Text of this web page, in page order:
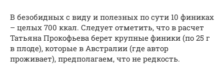
В безобидных с виду и полезных по сути 10 финиках
– целых 700 ккал. Следует отметить, что в расчет
Татьяна Прокофьева берет крупные финики (по 25 г
в плоде), которые в Австралии (где автор
проживает), предполагаем, что не редкость.